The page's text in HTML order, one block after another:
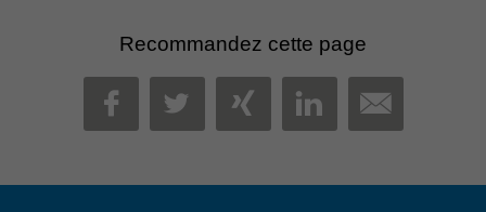
Recommandez cette page
FACEBOOK
TWITTER
XINGLINKEDIN
MAIL